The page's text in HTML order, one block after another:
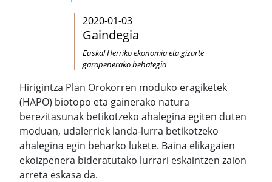
2020-01-03
Gaindegia
Euskal Herriko ekonomia eta gizarte
garapenerako behategia
Hirigintza Plan Orokorren moduko eragiketek
(HAPO) biotopo eta gainerako natura
berezitasunak betikotzeko ahalegina egiten duten
moduan, udalerriek landa-lurra betikotzeko
ahalegina egin beharko lukete. Baina elikagaien
ekoizpenera bideratutako lurrari eskaintzen zaion
arreta eskasa da.